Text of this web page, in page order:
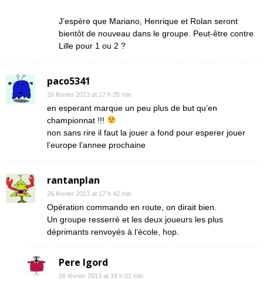
J’espère que Mariano, Henrique et Rolan seront
bientôt de nouveau dans le groupe. Peut-être contre
Lille pour 1 ou 2 ?
paco5341
26 février 2013 at 17 h 35 min
en esperant marque un peu plus de but qu’en
championnat !!!
non sans rire il faut la jouer a fond pour esperer jouer
l’europe l’annee prochaine
rantanplan
26 février 2013 at 17 h 42 min
Opération commando en route, on dirait bien.
Un groupe resserré et les deux joueurs les plus
déprimants renvoyés à l’école, hop.
Pere Igord
26 février 2013 at 18 h 01 min